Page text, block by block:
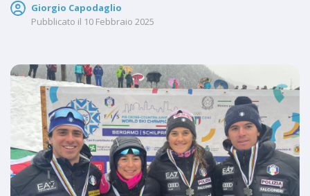
Giorgio Capodaglio
Pubblicato il 10 Febbraio 2025